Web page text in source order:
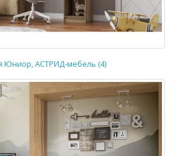
Юниор, АСТРИД-мебель (4)